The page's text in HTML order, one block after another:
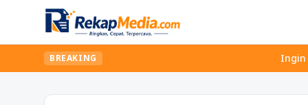
BREAKING Ingin upgrade